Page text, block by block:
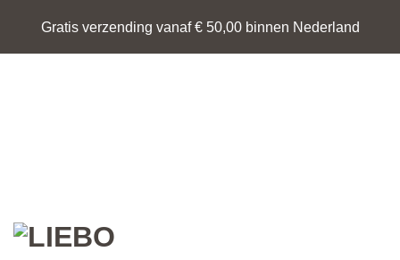
Gratis verzending vanaf € 50,00 binnen Nederland